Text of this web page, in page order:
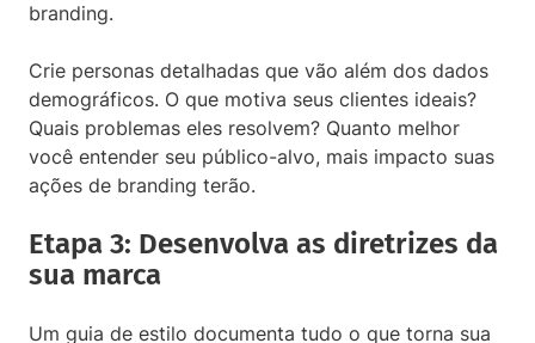
branding.
Crie personas detalhadas que vão além dos dados
demográficos. O que motiva seus clientes ideais?
Quais problemas eles resolvem? Quanto melhor
você entender seu público-alvo, mais impacto suas
ações de branding terão.
Etapa 3: Desenvolva as diretrizes da
sua marca
Um guia de estilo documenta tudo o que torna sua